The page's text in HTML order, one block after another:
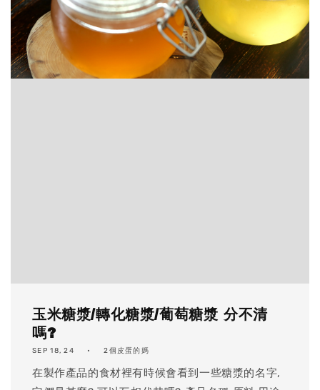
玉米糖漿/轉化糖漿/葡萄糖漿 分不清
嗎?
SEP 18, 24 2個皮蛋的媽
在製作產品的食材裡有時候會看到一些糖漿的名字,